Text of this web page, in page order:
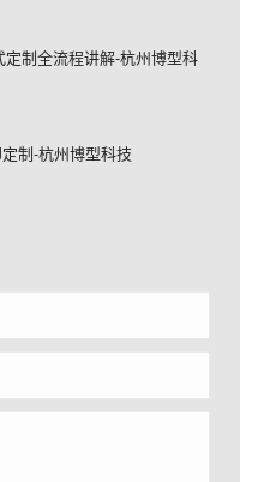
制全流程讲解-杭州博型科
制-杭州博型科技